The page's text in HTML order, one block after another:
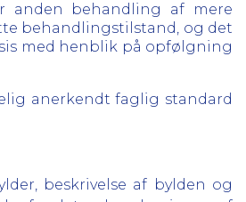
anden behandling af mere
behandlingstilstand, og det
med henblik på opfølgning
anerkendt faglig standard
beskrivelse af bylden og